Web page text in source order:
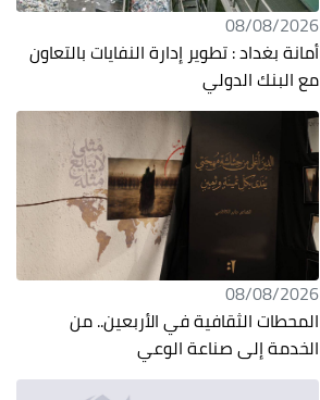
08/08/2026
أمانة بغداد : تطوير إدارة النفايات بالتعاون
مع البنك الدولي
08/08/2026
المحطات الثقافية في الأربعين.. من
الخدمة إلى صناعة الوعي